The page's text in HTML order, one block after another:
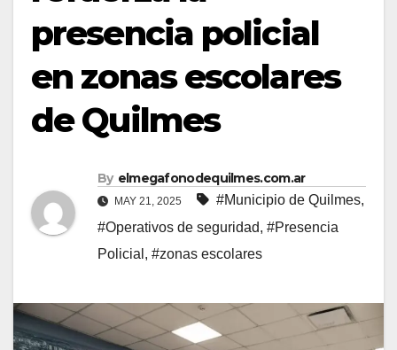
presencia policial
en zonas escolares
de Quilmes
By elmegafonodequilmes.com.ar
MAY 21, 2025 #Municipio de Quilmes,
#Operativos de seguridad, #Presencia
Policial , #zonas escolares